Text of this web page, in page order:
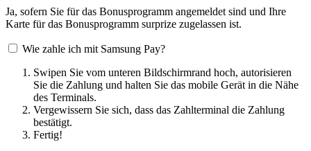
Ja, sofern Sie für das Bonusprogramm angemeldet sind und Ihre
Karte für das Bonusprogramm surprize zugelassen ist.
Wie zahle ich mit Samsung Pay?
Swipen Sie vom unteren Bildschirmrand hoch, autorisieren
Sie die Zahlung und halten Sie das mobile Gerät in die Nähe
des Terminals.
Vergewissern Sie sich, dass das Zahlterminal die Zahlung
bestätigt.
Fertig!